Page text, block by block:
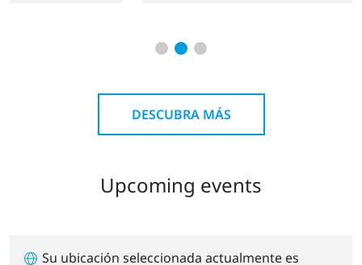
DESCUBRA MÁS
Upcoming events
Su ubicación seleccionada actualmente es